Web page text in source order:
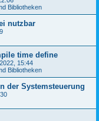
Bibliotheken
nutzbar
time define
15:44
Bibliotheken
der Systemsteuerung